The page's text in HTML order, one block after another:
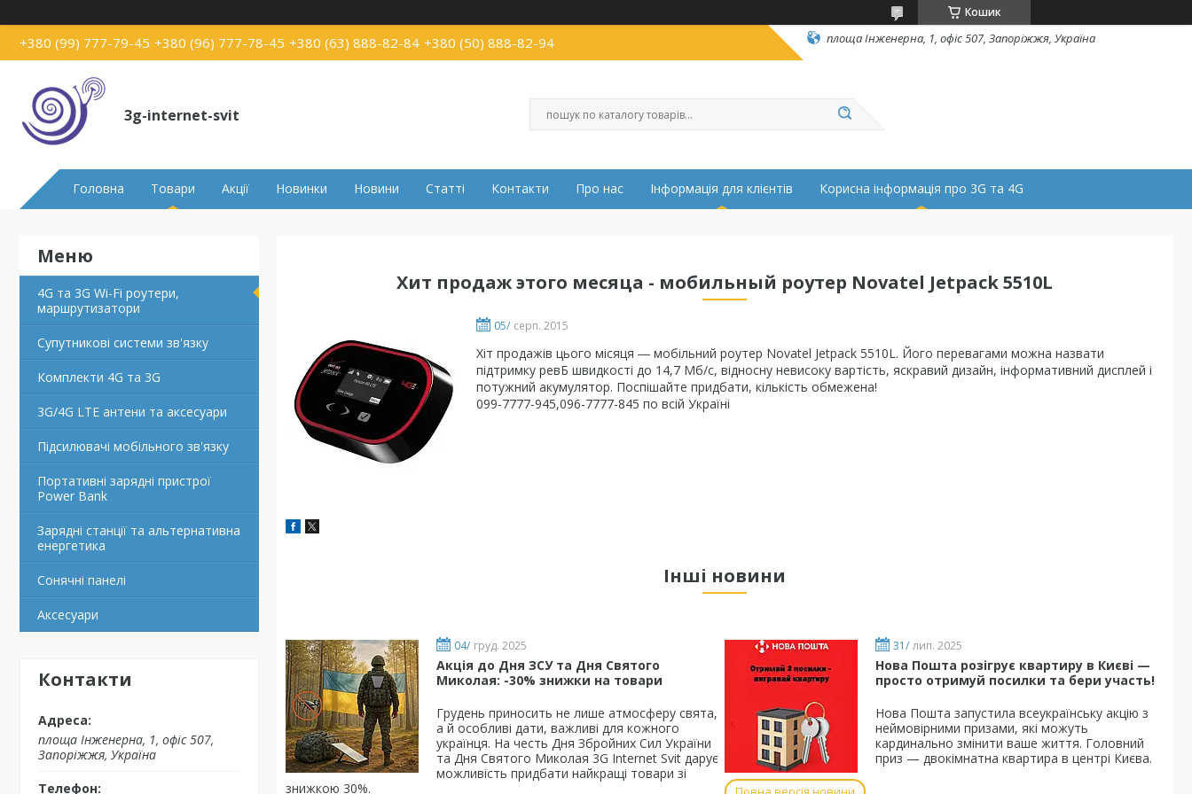
Кошик
+380 (99) 777-79-45 +380 (96) 777-78-45 +380 (63) 888-82-84 +380 (50) 888-82-94 площа Інженерна, 1, офіс 507, Запоріжжя, Україна
3g-internet-svit
Головна Товари Акції Новинки Новини Статті Контакти Про нас Інформація для клієнтів Корисна інформація про 3G та 4G
4G та 3G Wi-Fi роутери,
маршрутизатори
Супутникові системи зв'язку
Комплекти 4G та 3G
3G/4G LTE антени та аксесуари
Підсилювачі мобільного зв'язку
Портативні зарядні пристрої
Power Bank
Зарядні станції та альтернативна
енергетика
Сонячні панелі
Аксесуари
Контакти
площа Інженерна, 1, офіс 507,
Запоріжжя, Україна
Хит продаж этого месяца - мобильный роутер Novatel Jetpack 5510L
05/ серп. 2015
Хіт продажів цього місяця ― мобільний роутер Novatel Jetpack 5510L. Його перевагами можна назвати
підтримку ревБ швидкості до 14,7 Мб/с, відносну невисоку вартість, яскравий дизайн, інформативний дисплей і
потужний акумулятор. Поспішайте придбати, кількість обмежена!
099-7777-945,096-7777-845 по всій Україні
Інші новини
04/ груд. 2025
Акція до Дня ЗСУ та Дня Святого
Миколая: -30% знижки на товари
Грудень приносить не лише атмосферу свята,
а й особливі дати, важливі для кожного
українця. На честь Дня Збройних Сил України
та Дня Святого Миколая 3G Internet Svit дарує
можливість придбати найкращі товари зі
знижкою 30%.
31/ лип. 2025
Нова Пошта розігрує квартиру в Києві —
просто отримуй посилки та бери участь!
Нова Пошта запустила всеукраїнську акцію з
неймовірними призами, які можуть
кардинально змінити ваше життя. Головний
приз — двокімнатна квартира в центрі Києва.